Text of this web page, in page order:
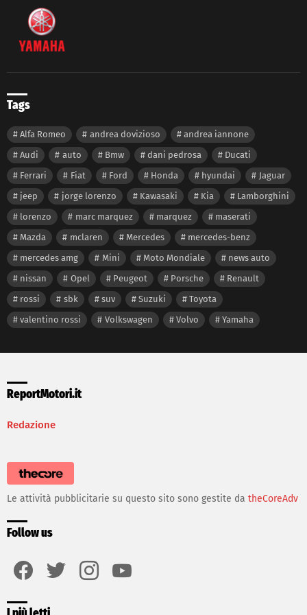
Tags
Alfa Romeo andrea dovizioso
andrea iannone
Audi
auto Bmw dani pedrosa
Ducati
Ferrari
Fiat Ford Honda hyundai
Jaguar
jeep
jorge lorenzo Kawasaki Kia
Lamborghini
lorenzo
marc marquez marquez
maserati
Mazda
mclaren Mercedes
mercedes-benz
mercedes amg
Mini Moto Mondiale
news auto
nissan
Opel Peugeot Porsche
Renault
rossi
sbk suv Suzuki
Toyota
valentino rossi
Volkswagen Volvo Yamaha
ReportMotori.it
Redazione
Le attività pubblicitarie su questo sito sono gestite da theCoreAdv
Follow us